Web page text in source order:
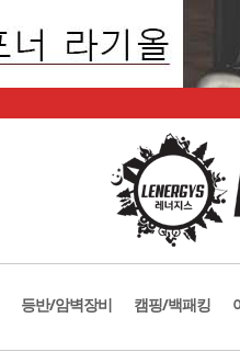
등반/암벽장비 캠핑/백패킹